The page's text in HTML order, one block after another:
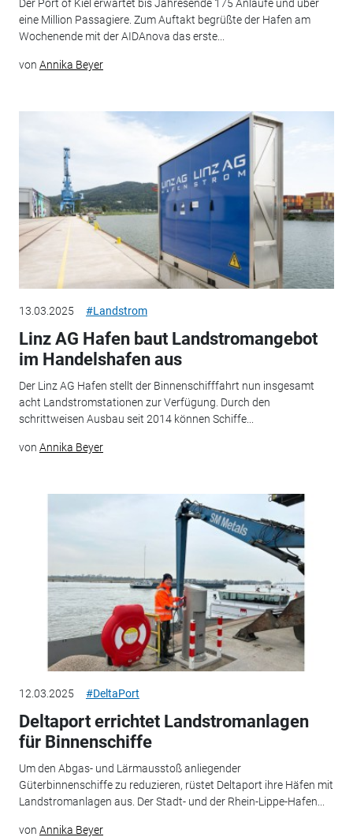
Der Port of Kiel erwartet bis Jahresende 175 Anläufe und über
eine Million Passagiere. Zum Auftakt begrüßte der Hafen am
Wochenende mit der AIDAnova das erste...
von Annika Beyer
13.03.2025 #Landstrom
Linz AG Hafen baut Landstromangebot
im Handelshafen aus
Der Linz AG Hafen stellt der Binnenschifffahrt nun insgesamt
acht Landstromstationen zur Verfügung. Durch den
schrittweisen Ausbau seit 2014 können Schiffe...
von Annika Beyer
12.03.2025 #DeltaPort
Deltaport errichtet Landstromanlagen
für Binnenschiffe
Um den Abgas- und Lärmausstoß anliegender
Güterbinnenschiffe zu reduzieren, rüstet Deltaport ihre Häfen mit
Landstromanlagen aus. Der Stadt- und der Rhein-Lippe-Hafen...
von Annika Beyer